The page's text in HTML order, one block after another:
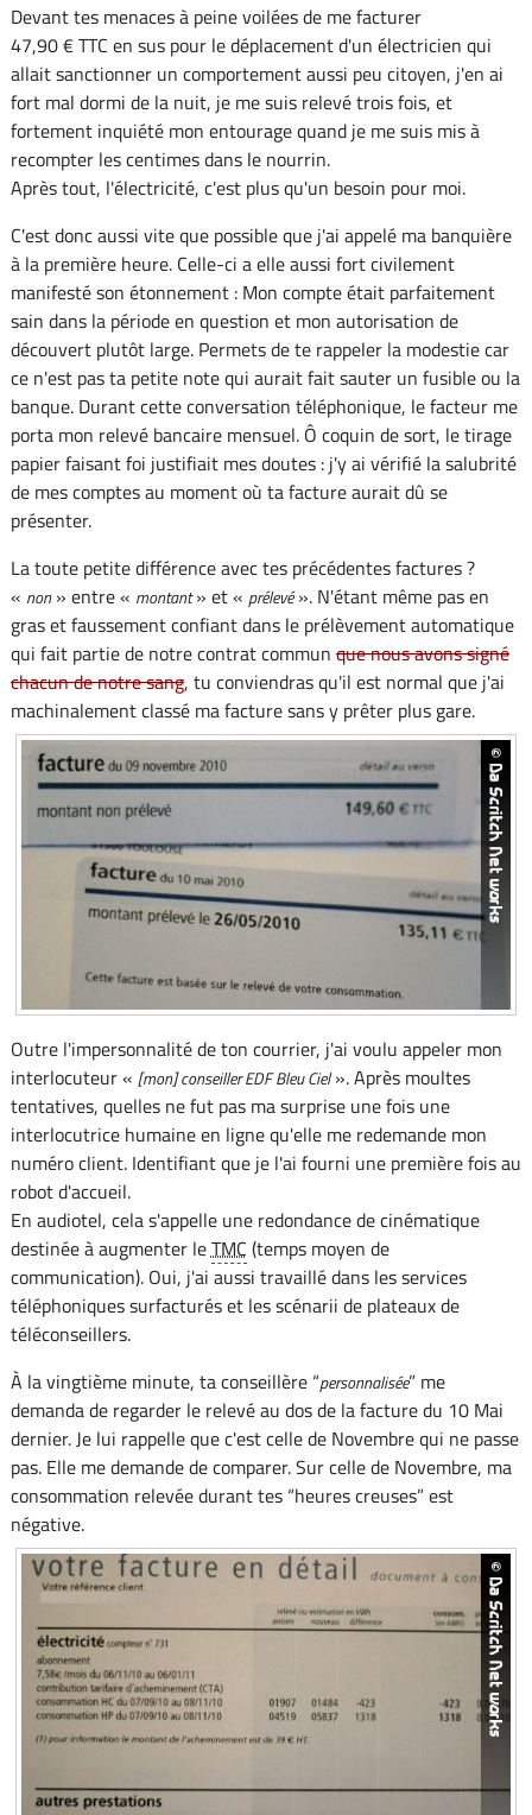
Devant tes menaces à peine voilées de me facturer
47,90 € TTC en sus pour le déplacement d'un électricien qui
allait sanctionner un comportement aussi peu citoyen, j'en ai
fort mal dormi de la nuit, je me suis relevé trois fois, et
fortement inquiété mon entourage quand je me suis mis à
recompter les centimes dans le nourrin.
Après tout, l'électricité, c'est plus qu'un besoin pour moi.
C'est donc aussi vite que possible que j'ai appelé ma banquière
à la première heure. Celle-ci a elle aussi fort civilement
manifesté son étonnement : Mon compte était parfaitement
sain dans la période en question et mon autorisation de
découvert plutôt large. Permets de te rappeler la modestie car
ce n'est pas ta petite note qui aurait fait sauter un fusible ou la
banque. Durant cette conversation téléphonique, le facteur me
porta mon relevé bancaire mensuel. Ô coquin de sort, le tirage
papier faisant foi justifiait mes doutes : j'y ai vérifié la salubrité
de mes comptes au moment où ta facture aurait dû se
présenter.
La toute petite différence avec tes précédentes factures ?
« non» entre « montant» et « prélevé». N'étant même pas en
gras et faussement confiant dans le prélèvement automatique
qui fait partie de notre contrat commun que nous avons signé
chacun de notre sang, tu conviendras qu'il est normal que j'ai
machinalement classé ma facture sans y prêter plus gare.
Outre l'impersonnalité de ton courrier, j'ai voulu appeler mon
interlocuteur « [mon] conseiller EDF Bleu Ciel». Après moultes
tentatives, quelles ne fut pas ma surprise une fois une
interlocutrice humaine en ligne qu'elle me redemande mon
numéro client. Identifiant que je l'ai fourni une première fois au
robot d'accueil.
En audiotel, cela s'appelle une redondance de cinématique
destinée à augmenter leTMC (temps moyen de
communication). Oui, j'ai aussi travaillé dans les services
téléphoniques surfacturés et les scénarii de plateaux de
téléconseillers.
À la vingtième minute, ta conseillère “personnalisée” me
demanda de regarder le relevé au dos de la facture du 10 Mai
dernier. Je lui rappelle que c'est celle de Novembre qui ne passe
pas. Elle me demande de comparer. Sur celle de Novembre, ma
consommation relevée durant tes “heures creuses” est
négative.